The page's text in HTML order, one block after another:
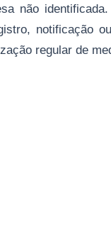
não
notificação
regular de